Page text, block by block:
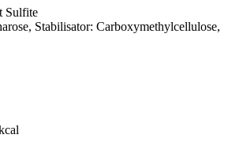
Sulfite
Stabilisator: Carboxymethylcellulose,